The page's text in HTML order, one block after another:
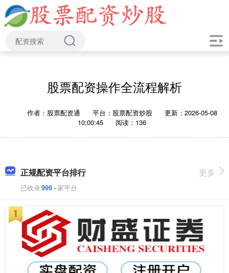
股票配资操作全流程解析
作者：股票配资通 平台：股票配资炒股
更新：2026-05-08
10:00:45
阅读：136
正规配资平台排行
已收录999+家平台
更多